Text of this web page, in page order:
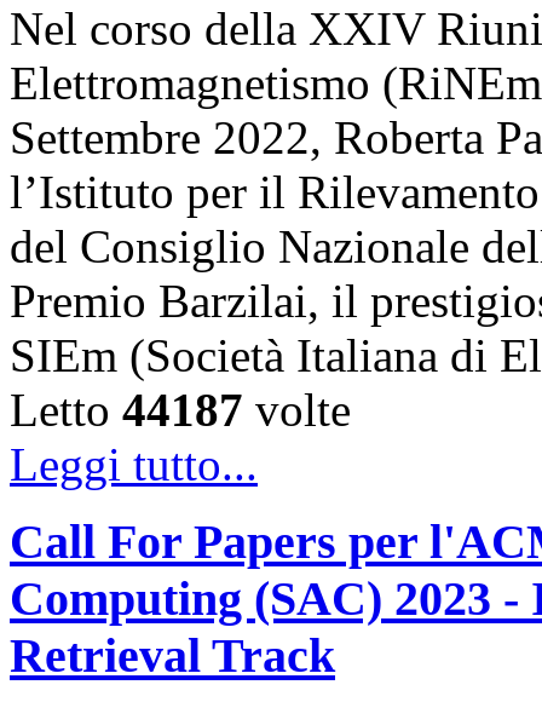
Nel corso della XXIV
Elettromagnetismo
Settembre 2022, Roberta
l’Istituto per il
del Consiglio Nazionale
Premio Barzilai, il
SIEm (Società Italiana di
Letto 44187 volte
Leggi tutto...
Call For Papers per
Computing (SAC) 2023
Retrieval Track